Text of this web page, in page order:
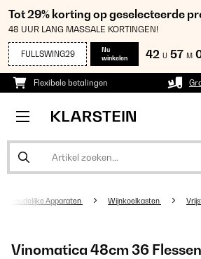
Tot 29% korting op geselecteerde
48 UUR LANG MASSALE KORTINGEN!
FULLSWING29
Nu
winkelen
42 U 57 M
Flexibele betalingen
Apparaten Wijnkoelkasten
Vinomatica 48cm 36